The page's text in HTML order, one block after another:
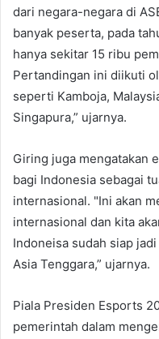
dari negara-negara di
banyak peserta, pada
hanya sekitar 15 ribu
Pertandingan ini diikuti
seperti Kamboja,
Singapura,” ujarnya.
Giring juga mengatakan
bagi Indonesia sebagai
internasional. "Ini akan
internasional dan kita
Indoneisa sudah siap
Asia Tenggara,” ujarnya.
Piala Presiden Esports
pemerintah dalam